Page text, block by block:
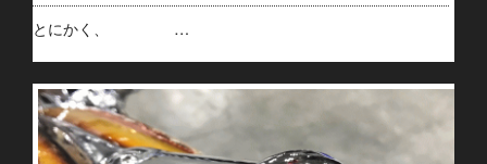
とにかく、 …